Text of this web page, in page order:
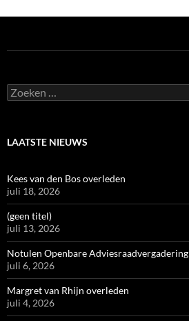
Zoeken
naar:
LAATSTE NIEUWS
Kees van den Bos overleden
juli 18, 2026
(geen titel)
juli 13, 2026
Notulen Openbare Adviesraadvergadering
juli 6, 2026
Margret van Rhijn overleden
juli 4, 2026